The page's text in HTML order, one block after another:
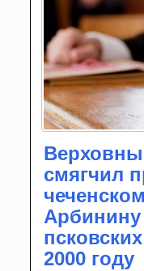
смягчил
Арбинину
2000 году